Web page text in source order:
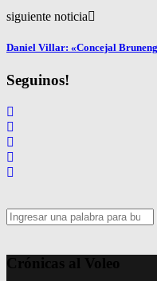
siguiente noticia
Daniel Villar: «Concejal
Seguinos!
Search
for:
Crónicas al Voleo